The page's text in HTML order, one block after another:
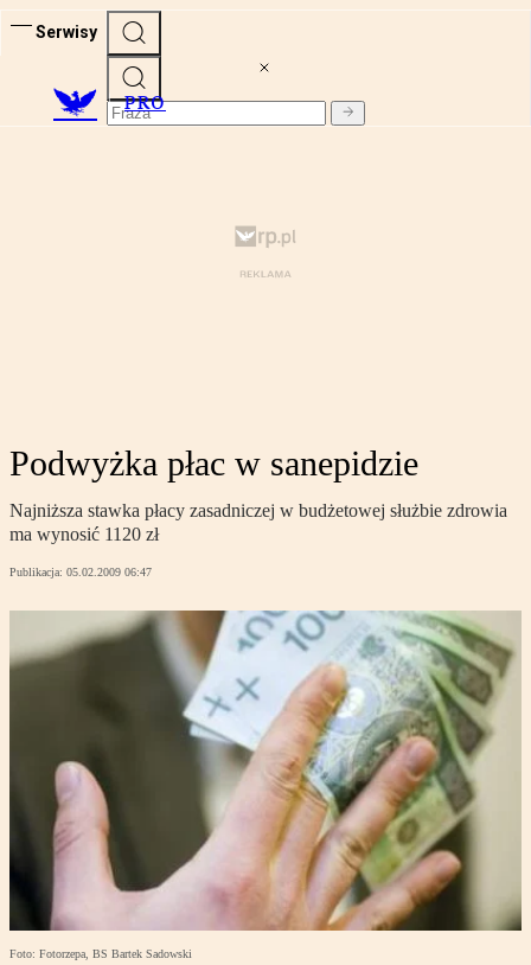
Serwisy
PRO
Podwyżka płac w sanepidzie
Najniższa stawka płacy zasadniczej w budżetowej służbie zdrowia
ma wynosić 1120 zł
Publikacja: 05.02.2009 06:47
Foto: Fotorzepa, BS Bartek Sadowski